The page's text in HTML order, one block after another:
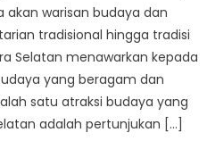
warisan budaya dan
tradisional hingga tradisi
Selatan menawarkan kepada
yang beragam dan
satu atraksi budaya yang
adalah pertunjukan […]